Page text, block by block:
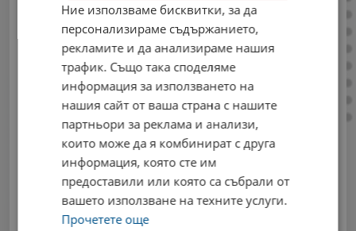
Влез в своя профил, за да можеш да
публикуваш нови обяви в единствения
профилиран портал за работа в сферата
на туризма.
Email
Парола
Ние използваме бисквитки, за да
персонализираме съдържанието,
рекламите и да анализираме нашия
трафик. Също така споделяме
информация за използването на
нашия сайт от ваша страна с нашите
партньори за реклама и анализи,
които може да я комбинират с друга
информация, която сте им
предоставили или която са събрали от
вашето използване на техните услуги.
Прочетете още